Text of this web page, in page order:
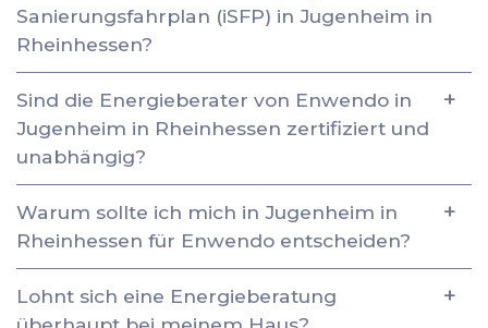
Sanierungsfahrplan (iSFP) in Jugenheim in
Rheinhessen?
Sind die Energieberater von Enwendo in
Jugenheim in Rheinhessen zertifiziert und
unabhängig?
Warum sollte ich mich in Jugenheim in
Rheinhessen für Enwendo entscheiden?
Lohnt sich eine Energieberatung